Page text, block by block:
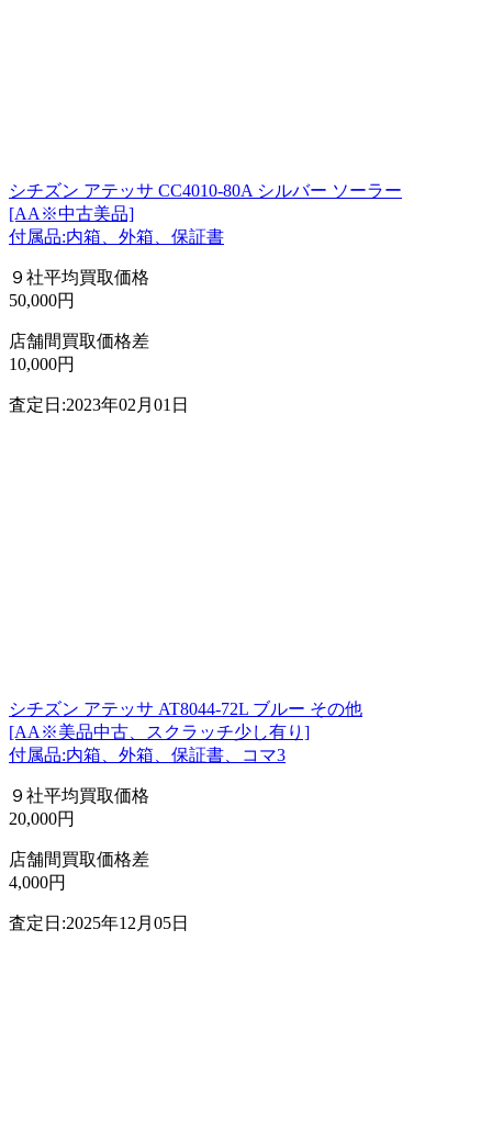
シチズン アテッサ CC4010-80A シルバー ソーラー
[AA※中古美品]
付属品:内箱、外箱、保証書
９社平均買取価格
50,000円
店舗間買取価格差
10,000円
査定日:2023年02月01日
シチズン アテッサ AT8044-72L ブルー その他
[AA※美品中古、スクラッチ少し有り]
付属品:内箱、外箱、保証書、コマ3
９社平均買取価格
20,000円
店舗間買取価格差
4,000円
査定日:2025年12月05日